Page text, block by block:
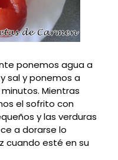
ponemos agua a
sal y ponemos a
Mientras
el sofrito con
y las verduras
a dorarse lo
cuando esté en su